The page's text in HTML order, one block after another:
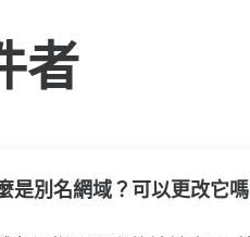
者
是別名網域？可以更改它嗎